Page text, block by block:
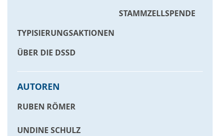
STAMMZELLSPENDE
TYPISIERUNGSAKTIONEN
ÜBER DIE DSSD
AUTOREN
RUBEN RÖMER
UNDINE SCHULZ